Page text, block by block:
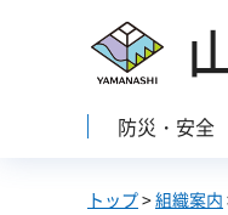
山梨県
防災・安全
トップ>組織案内